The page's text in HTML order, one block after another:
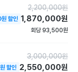
2,200,000원
원 할인 1,870,000원
회당 93,500원
3,000,000원
원 할인 2,550,000원